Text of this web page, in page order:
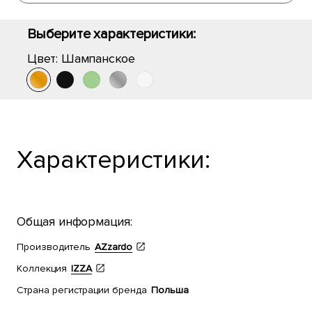
Выберите характеристики:
Цвет: Шампанское
Характеристики:
Общая информация:
Производитель AZzardo
Коллекция IZZA
Страна регистрации бренда Польша